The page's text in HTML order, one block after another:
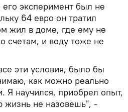
эксперимент был не
64 евро он тратил
жил в доме, где ему не
счетам, и воду тоже не
эти условия, было бы
как можно реально
Я научился, приобрел опыт,
жизнь не назовешь", -